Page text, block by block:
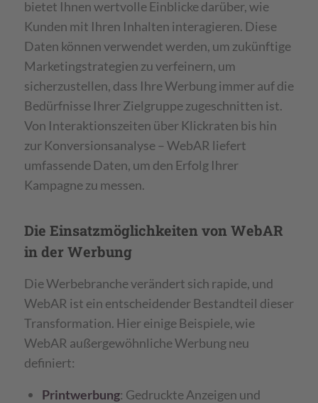
bietet Ihnen wertvolle Einblicke darüber, wie
Kunden mit Ihren Inhalten interagieren. Diese
Daten können verwendet werden, um zukünftige
Marketingstrategien zu verfeinern, um
sicherzustellen, dass Ihre Werbung immer auf die
Bedürfnisse Ihrer Zielgruppe zugeschnitten ist.
Von Interaktionszeiten über Klickraten bis hin
zur Konversionsanalyse – WebAR liefert
umfassende Daten, um den Erfolg Ihrer
Kampagne zu messen.
Die Einsatzmöglichkeiten von WebAR
in der Werbung
Die Werbebranche verändert sich rapide, und
WebAR ist ein entscheidender Bestandteil dieser
Transformation. Hier einige Beispiele, wie
WebAR außergewöhnliche Werbung neu
definiert:
Printwerbung: Gedruckte Anzeigen und